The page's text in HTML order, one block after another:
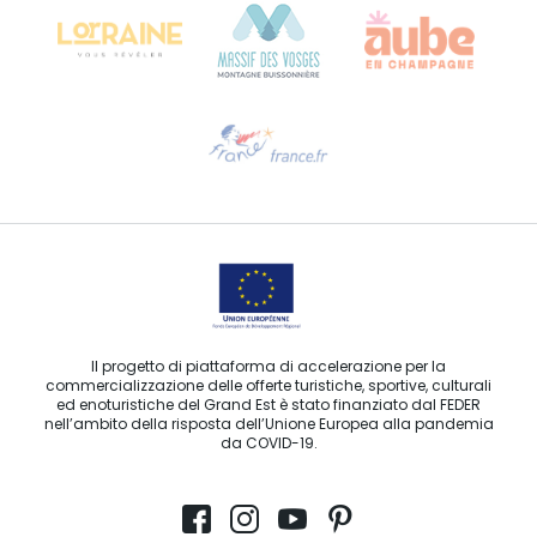
Contattaci per e-mail
Il progetto di piattaforma di accelerazione per la
commercializzazione delle offerte turistiche, sportive, culturali
ed enoturistiche del Grand Est è stato finanziato dal FEDER
nell’ambito della risposta dell’Unione Europea alla pandemia
da COVID-19.